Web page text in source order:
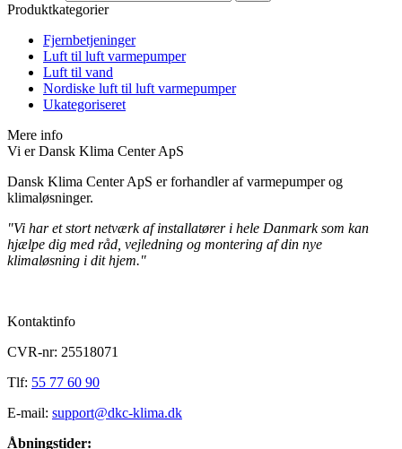
Produktkategorier
Fjernbetjeninger
Luft til luft varmepumper
Luft til vand
Nordiske luft til luft varmepumper
Ukategoriseret
Mere info
Vi er Dansk Klima Center ApS
Dansk Klima Center ApS er forhandler af varmepumper og
klimaløsninger.
"Vi har et stort netværk af installatører i hele Danmark som kan
hjælpe dig med råd, vejledning og montering af din nye
klimaløsning i dit hjem."
Kontaktinfo
CVR-nr: 25518071
Tlf: 55 77 60 90
E-mail: support@dkc-klima.dk
Åbningstider: